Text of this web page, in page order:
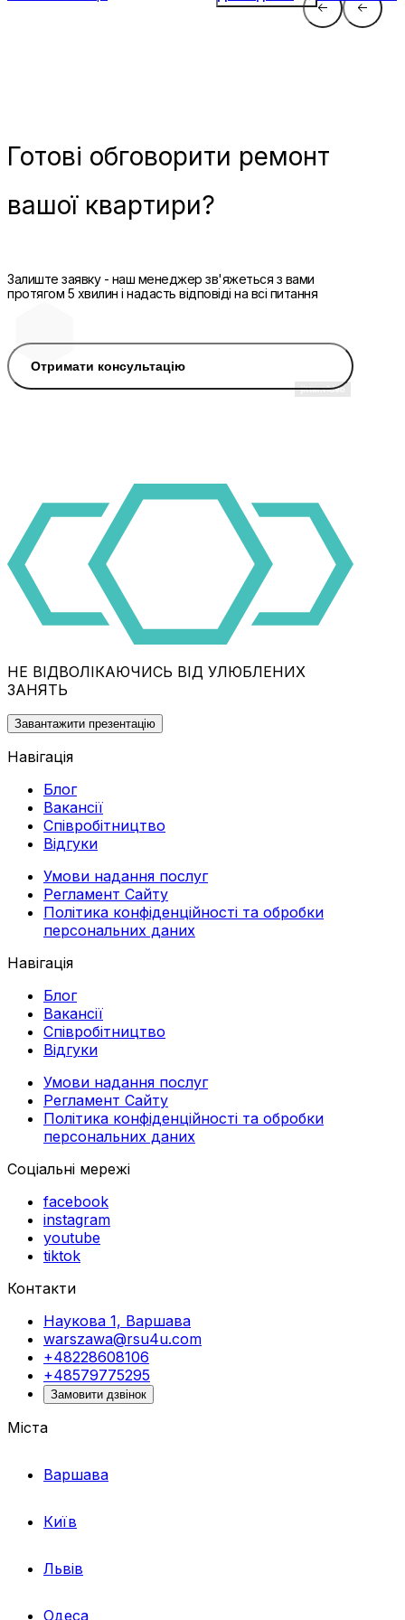
Готові обговорити ремонт
вашої квартири?
Залиште заявку - наш менеджер зв'яжеться з вами
протягом 5 хвилин і надасть відповіді на всі питання
Отримати консультацію
НЕ ВІДВОЛІКАЮЧИСЬ ВІД УЛЮБЛЕНИХ
ЗАНЯТЬ
Завантажити презентацію
Навігація
Блог
Вакансії
Співробітництво
Відгуки
Умови надання послуг
Регламент Сайту
Політика конфіденційності та обробки
персональних даних
Навігація
Блог
Вакансії
Співробітництво
Відгуки
Умови надання послуг
Регламент Сайту
Політика конфіденційності та обробки
персональних даних
Соціальні мережі
facebook
instagram
youtube
tiktok
Контакти
Наукова 1, Варшава
warszawa@rsu4u.com
+48228608106
+48579775295
Замовити дзвінок
Міста
Варшава
Київ
Львів
Одеса